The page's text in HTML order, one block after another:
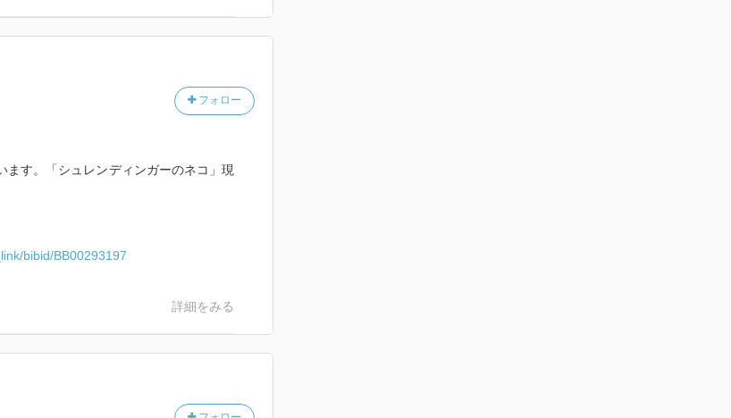
云々の話は「不確定性原理」ってやつ
フォロー
ます。「シュレンディンガーのネコ」現
bibid/BB00293197
詳細をみる